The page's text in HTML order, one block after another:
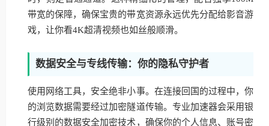
带宽的保障，确保宝贵的带宽资源永远优先分配给影音游
戏，让你看4K超清视频也如丝般顺滑。
数据安全与专线传输：你的隐私守护者
使用网络工具，安全绝非小事。在连接回国的过程中，你
的浏览数据需要经过加密隧道传输。专业加速器会采用银
行级别的数据安全加密技术，确保你的个人信息、账号密